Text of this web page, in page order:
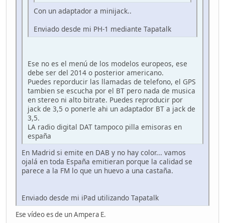
Con un adaptador a minijack..
Enviado desde mi PH-1 mediante Tapatalk
Ese no es el menú de los modelos europeos, ese
debe ser del 2014 o posterior americano.
Puedes reporducir las llamadas de telefono, el GPS
tambien se escucha por el BT pero nada de musica
en stereo ni alto bitrate. Puedes reproducir por
jack de 3,5 o ponerle ahi un adaptador BT a jack de
3,5.
LA radio digital DAT tampoco pilla emisoras en
españa
En Madrid si emite en DAB y no hay color... vamos
ojalá en toda España emitieran porque la calidad se
parece a la FM lo que un huevo a una castaña.
Enviado desde mi iPad utilizando Tapatalk
Ese vídeo es de un Ampera E.